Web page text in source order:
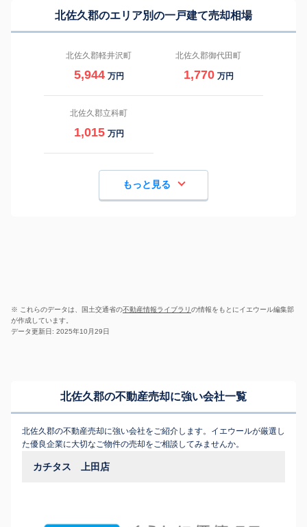
北佐久郡のエリア別の一戸建て売却相場
北佐久郡軽井沢町
5,944 万円
北佐久郡御代田町
1,770 万円
北佐久郡立科町
1,015 万円
もっと見る
※ これらのデータは、国土交通省の不動産情報ライブラリの情報をもとにイエウール編集部
が作成しています。
データ更新日: 2025年10月29日
北佐久郡の不動産売却に強い会社一覧
北佐久郡の不動産売却に強い会社をご紹介します。イエウールが厳選し
た優良企業に大切なご物件の売却をご相談してみませんか。
カチタス 上田店